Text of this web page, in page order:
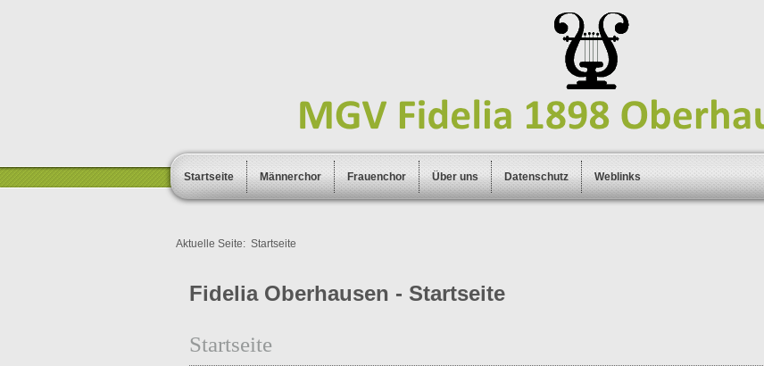
Startseite Männerchor Frauenchor Über uns Datenschutz Weblinks
Aktuelle Seite: Startseite
Fidelia Oberhausen - Startseite
Startseite